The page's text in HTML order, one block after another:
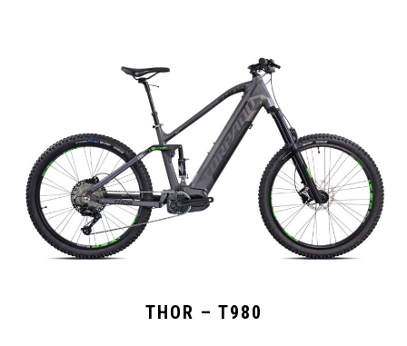
THOR – T980